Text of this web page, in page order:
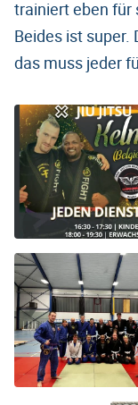
trainiert eben für
Beides ist super.
das muss jeder